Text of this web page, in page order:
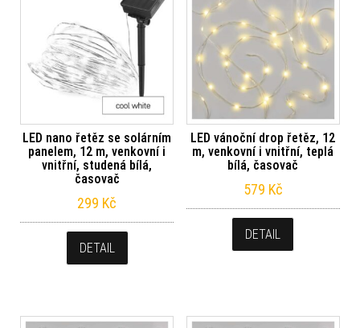
LED nano řetěz se solárním
panelem, 12 m, venkovní i
vnitřní, studená bílá,
časovač
299 Kč
DETAIL
LED vánoční drop řetěz, 12
m, venkovní i vnitřní, teplá
bílá, časovač
579 Kč
DETAIL